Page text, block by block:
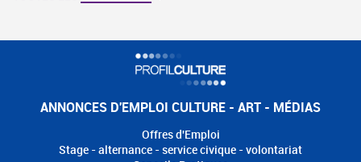
ANNONCES D'EMPLOI CULTURE - ART - MÉDIAS
Offres d'Emploi
Stage - alternance - service civique - volontariat